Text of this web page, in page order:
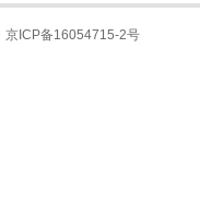
京ICP备16054715-2号